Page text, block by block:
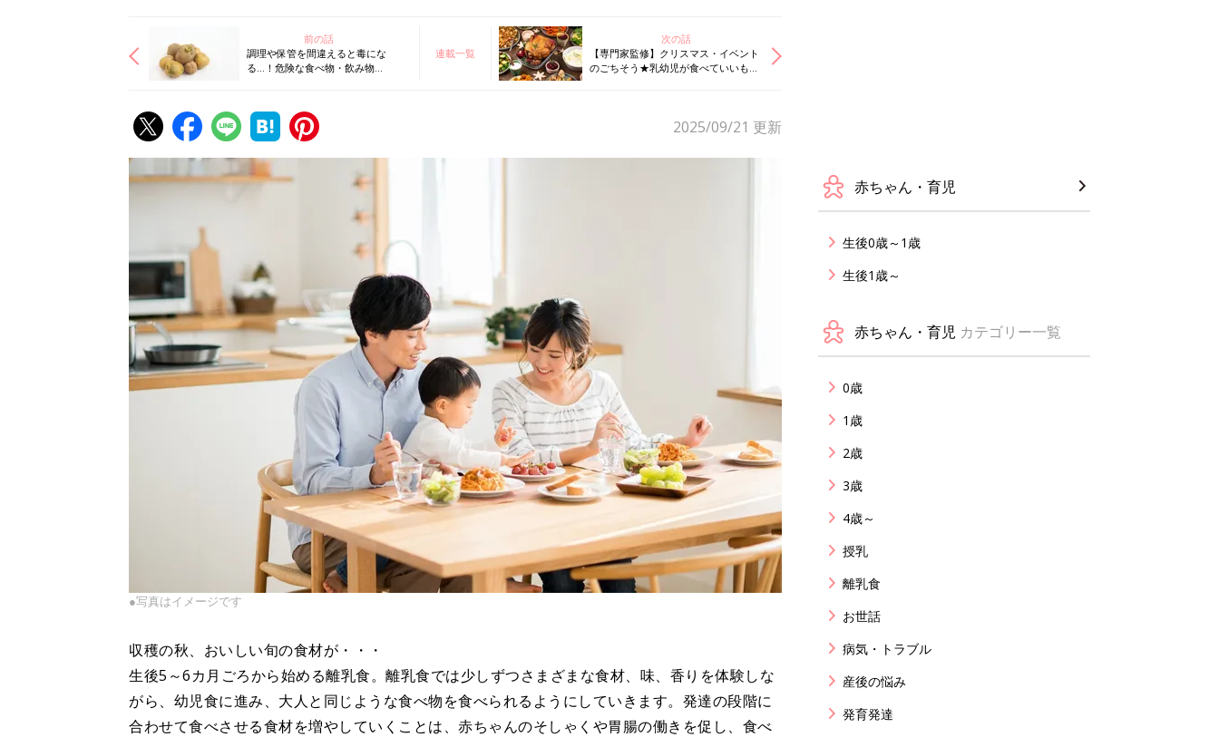
前の話
調理や保管を間違えると毒にな
る…！危険な食べ物・飲み物７
養士】
連載一覧
次の話
【専門家監修】クリスマス・イベント
のごちそう★乳幼児が食べていいも
2025/09/21 更新
●写真はイメージです
収穫の秋、おいしい旬の食材が・・・
生後5～6カ月ごろから始める離乳食。離乳食では少しずつさまざまな食材、味、香りを体験しな
がら、幼児食に進み、大人と同じような食べ物を食べられるようにしていきます。発達の段階に
合わせて食べさせる食材を増やしていくことは、赤ちゃんのそしゃくや胃腸の働きを促し、食べ
赤ちゃん・育児
生後0歳～1歳
生後1歳～
赤ちゃん・育児 カテゴリー一覧
0歳
1歳
2歳
3歳
4歳～
授乳
離乳食
お世話
病気・トラブル
産後の悩み
発育発達